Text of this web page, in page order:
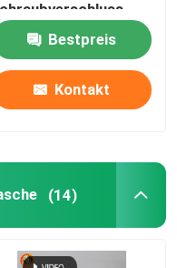
Behälter
Bestpreis
Kontakt
(14)